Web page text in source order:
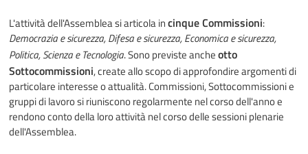
L'attività dell'Assemblea si articola incinque Commissioni:
Democrazia e sicurezza, Difesa e sicurezza, Economica e sicurezza,
Politica, Scienza e Tecnologia. Sono previste ancheotto
Sottocommissioni, create allo scopo di approfondire argomenti di
particolare interesse o attualità. Commissioni, Sottocommissioni e
gruppi di lavoro si riuniscono regolarmente nel corso dell'anno e
rendono conto della loro attività nel corso delle sessioni plenarie
dell'Assemblea.